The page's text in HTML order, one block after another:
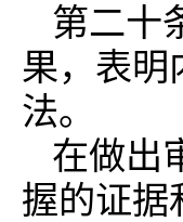
第二十
果，表明
法。
在做出
握的证据